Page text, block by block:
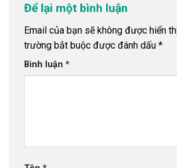
Để lại một bình luận
Email của bạn sẽ không được hiển
trường bắt buộc được đánh dấu *
Bình luận *